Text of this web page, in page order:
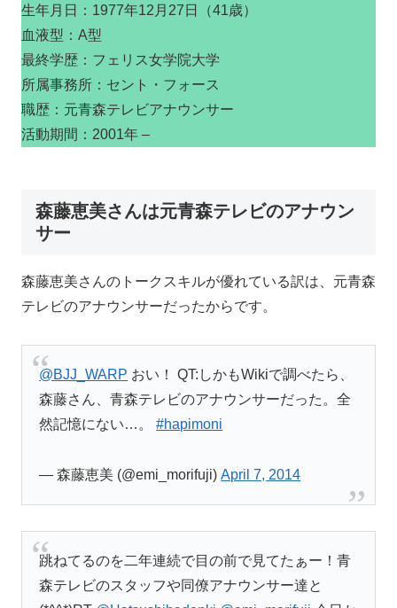
生年月日：1977年12月27日（41歳）
血液型：A型
最終学歴：フェリス女学院大学
所属事務所：セント・フォース
職歴：元青森テレビアナウンサー
活動期間：2001年 –
森藤恵美さんは元青森テレビのアナウン
サー
森藤恵美さんのトークスキルが優れている訳は、元青森
テレビのアナウンサーだったからです。
@BJJ_WARP おい！ QT:しかもWikiで調べたら、
森藤さん、青森テレビのアナウンサーだった。全
然記憶にない…。#hapimoni
— 森藤恵美 (@emi_morifuji)April 7, 2014
跳ねてるのを二年連続で目の前で見てたぁー！青
森テレビのスタッフや同僚アナウンサー達と